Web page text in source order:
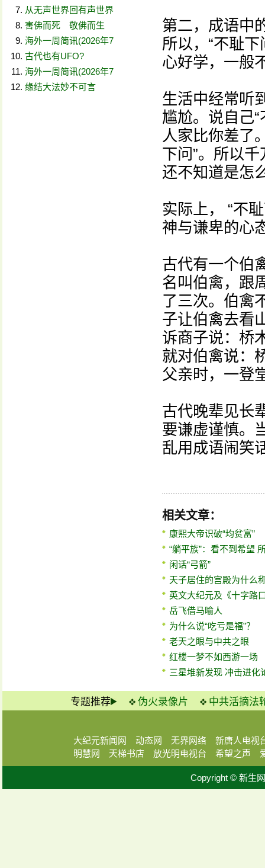
从无声世界回有声世界
害佛而死 敬佛而生
海外一周简讯(2026年7
古代也有UFO?
海外一周简讯(2026年7
缘结大法妙不可言
第二，成语中
所以，“不耻
心好学，一般
生活中经常听
尴尬。说自己
人家比你差了
下问”。所以
还不知道是怎
实际上， “不
神与谦卑的心
古代有一个伯
名叫伯禽，跟
了三次。伯禽
子让伯禽去看
诉商子说：桥
就对伯禽说：
父亲时，一登
古代晚辈见长
要谦虚谨慎。
乱用成语闹笑
相关文章：
康熙大帝识破“均贫富”
“躺平族”：看不到希望
闲话“弓箭”
天子居住的宫殿为什么
英文大纪元及《十字路
岳飞借马喻人
为什么说“吃亏是福”？
老天之眼与中共之眼
红楼一梦不如西游一场
三星堆新发现 冲击进化
专题推荐 伪火录像片 中共活摘法
大纪元新闻网 动态网 无界网络
新唐人电视
明慧网
天梯书店 放光明电视台 希望之声
Copyright © 新生